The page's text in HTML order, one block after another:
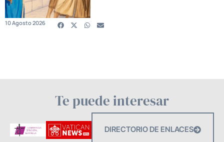
10 Agosto 2026
Te puede interesar
DIRECTORIO DE ENLACES